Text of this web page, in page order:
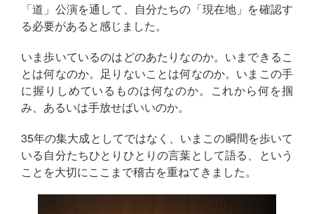
「道」公演を通して、自分たちの「現在地」を確認す
る必要があると感じました。
いま歩いているのはどのあたりなのか。いまできるこ
とは何なのか。足りないことは何なのか。いまこの手
に握りしめているものは何なのか。これから何を掴
み、あるいは手放せばいいのか。
35年の集大成としてではなく、いまこの瞬間を歩いて
いる自分たちひとりひとりの言葉として語る、という
ことを大切にここまで稽古を重ねてきました。